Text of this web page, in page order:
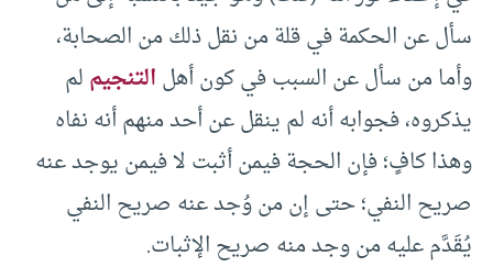
سأل عن الحكمة في قلة من نقل ذلك من الصحابة،
وأما من سأل عن السبب في كون أهلالتنجيملم
يذكروه، فجوابه أنه لم ينقل عن أحد منهم أنه نفاه
وهذا كافٍ؛ فإن الحجة فيمن أثبت لا فيمن يوجد عنه
صريح النفي؛ حتى إن من وُجد عنه صريح النفي
يُقَدَّم عليه من وجد منه صريح الإثبات.